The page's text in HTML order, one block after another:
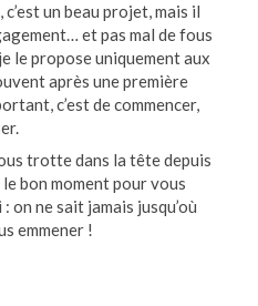
c’est un beau projet, mais il
et pas mal de fous
le propose uniquement aux
après une première
c’est de commencer,
trotte dans la tête depuis
bon moment pour vous
on ne sait jamais jusqu’où
emmener !